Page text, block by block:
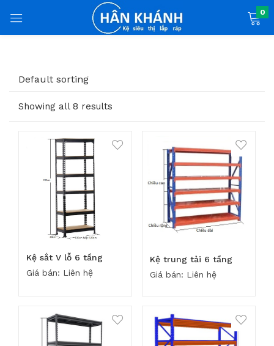
0
Showing all 8 results
Default sorting
Kệ sắt V lỗ 6 tầng
Giá bán: Liên hệ
Kệ trung tải 6 tầng
Giá bán: Liên hệ